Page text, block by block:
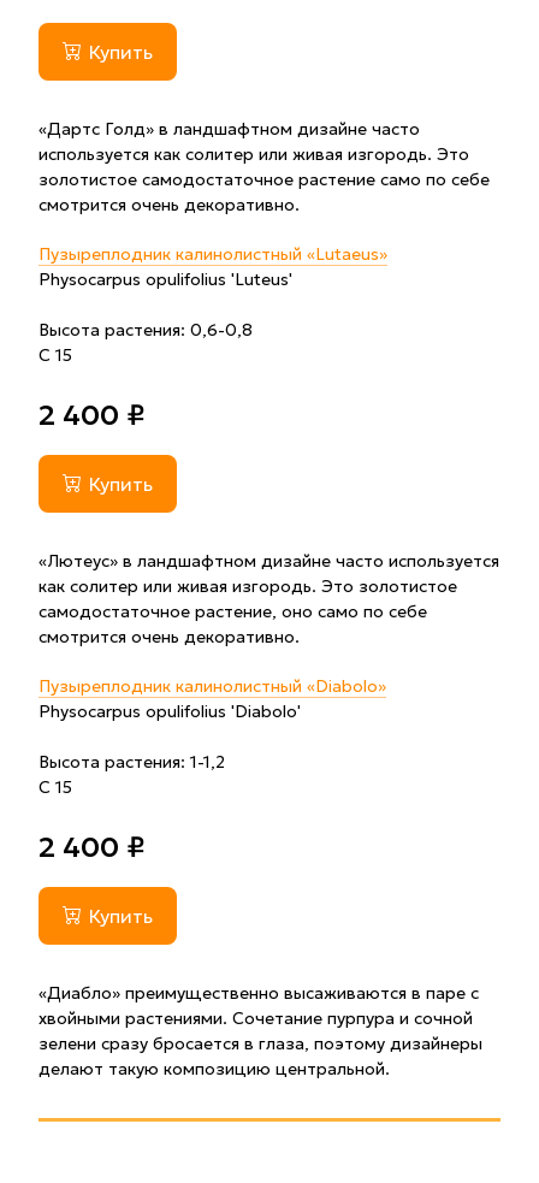
Купить
«Дартс Голд» в ландшафтном дизайне часто
используется как солитер или живая изгородь. Это
золотистое самодостаточное растение само по себе
смотрится очень декоративно.
Пузыреплодник калинолистный «Lutaeus»
Physocarpus opulifolius 'Luteus'
Высота растения: 0,6-0,8
С 15
2 400 ₽
Купить
«Лютеус» в ландшафтном дизайне часто используется
как солитер или живая изгородь. Это золотистое
самодостаточное растение, оно само по себе
смотрится очень декоративно.
Пузыреплодник калинолистный «Diabolo»
Physocarpus opulifolius 'Diabolo'
Высота растения: 1-1,2
С 15
2 400 ₽
Купить
«Диабло» преимущественно высаживаются в паре с
хвойными растениями. Сочетание пурпура и сочной
зелени сразу бросается в глаза, поэтому дизайнеры
делают такую композицию центральной.